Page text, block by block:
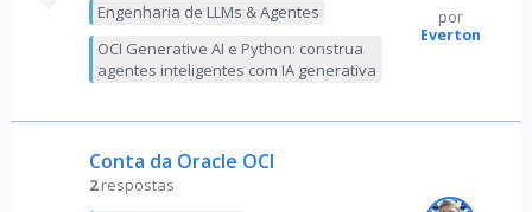
Engenharia de LLMs & Agentes
OCI Generative AI e Python: construa
agentes inteligentes com IA generativa
por
Everton
Conta da Oracle OCI
2 respostas